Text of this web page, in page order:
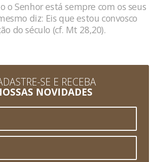
o Senhor está sempre com os seus
diz: Eis que estou convosco
do século (cf. Mt 28,20).
SE E RECEBA
NOVIDADES